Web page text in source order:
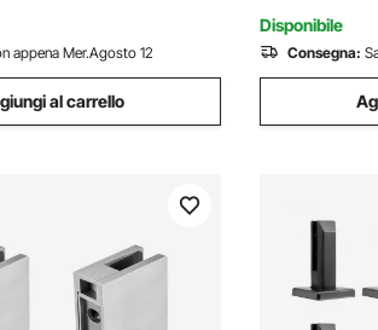
appena Mer.Agosto 12
al carrello
3 mm Argento
Disponibile
Consegna: